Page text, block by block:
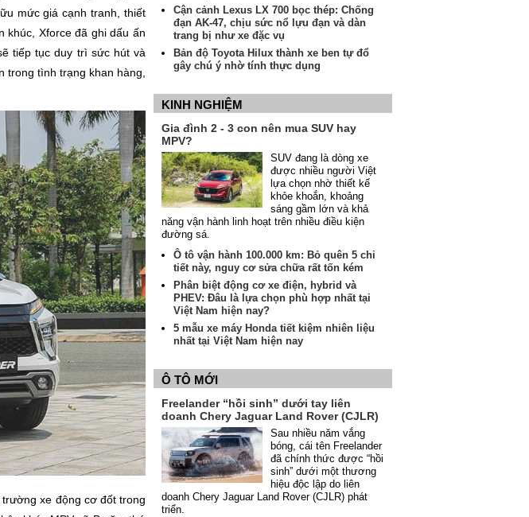
mức giá cạnh tranh, thiết
khúc, Xforce đã ghi dấu ấn
tiếp tục duy trì sức hút và
trong tình trạng khan hàng,
xe động cơ đốt trong
Cận cảnh Lexus LX 700 bọc thép: Chống
đạn AK-47, chịu sức nổ lựu đạn và dàn
trang bị như xe đặc vụ
Bản độ Toyota Hilux thành xe ben tự đổ
gây chú ý nhờ tính thực dụng
KINH NGHIỆM
Gia đình 2 - 3 con nên mua SUV hay
MPV?
SUV đang là dòng xe
được nhiều người Việt
lựa chọn nhờ thiết kế
khỏe khoắn, khoảng
sáng gầm lớn và khả
năng vận hành linh hoạt trên nhiều điều kiện
đường sá.
Ô tô vận hành 100.000 km: Bỏ quên 5 chi
tiết này, nguy cơ sửa chữa rất tốn kém
Phân biệt động cơ xe điện, hybrid và
PHEV: Đâu là lựa chọn phù hợp nhất tại
Việt Nam hiện nay?
5 mẫu xe máy Honda tiết kiệm nhiên liệu
nhất tại Việt Nam hiện nay
Ô TÔ MỚI
Freelander “hồi sinh” dưới tay liên
doanh Chery Jaguar Land Rover (CJLR)
Sau nhiều năm vắng
bóng, cái tên Freelander
đã chính thức được “hồi
sinh” dưới một thương
hiệu độc lập do liên
doanh Chery Jaguar Land Rover (CJLR) phát
triển.